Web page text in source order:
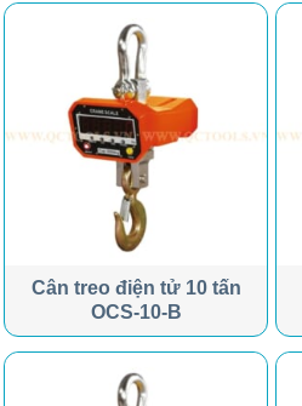
Cân treo điện tử 10 tấn
OCS-10-B